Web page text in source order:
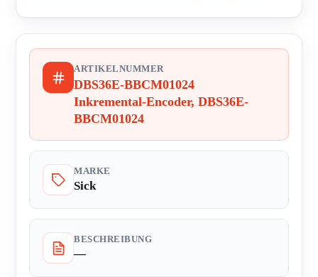
ARTIKELNUMMER
DBS36E-BBCM01024
Inkremental-Encoder, DBS36E-
BBCM01024
MARKE
Sick
BESCHREIBUNG
—